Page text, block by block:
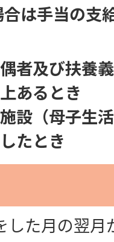
は手当の支
者及び扶養
あるとき
設（母子生
たとき
した月の翌月